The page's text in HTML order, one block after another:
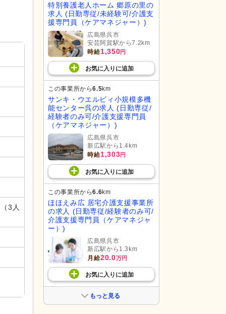
3人
特別養護老人ホーム 郷原の里の
求人 (日勤専従/未経験可/介護支
援専門員（ケアマネジャー）)
広島県呉市
安芸阿賀駅から7.2km
時給1,350円
お気に入り に追加
この事業所から6.5km
サンキ・ウエルビィ小規模多機
能センター呉の求人 (日勤専従/
経験者のみ可/介護支援専門員
（ケアマネジャー）)
広島県呉市
新広駅から1.4km
時給1,303円
お気に入り に追加
この事業所から6.6km
ほほえみ広 居宅介護支援事業所
の求人 (日勤専従/経験者のみ可/
介護支援専門員（ケアマネジャ
ー）)
広島県呉市
新広駅から1.3km
月給20.0万円
お気に入り に追加
もっと見る